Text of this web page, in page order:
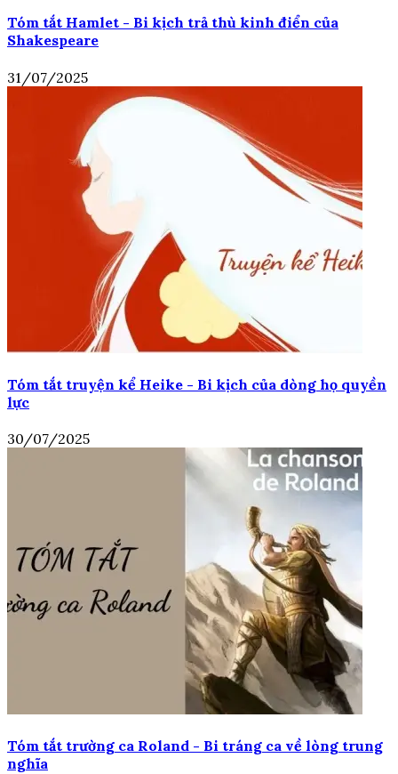
Tóm tắt Hamlet - Bi kịch trả thù kinh điển của
Shakespeare
31/07/2025
Tóm tắt truyện kể Heike - Bi kịch của dòng họ quyền
lực
30/07/2025
Tóm tắt trường ca Roland - Bi tráng ca về lòng trung
nghĩa